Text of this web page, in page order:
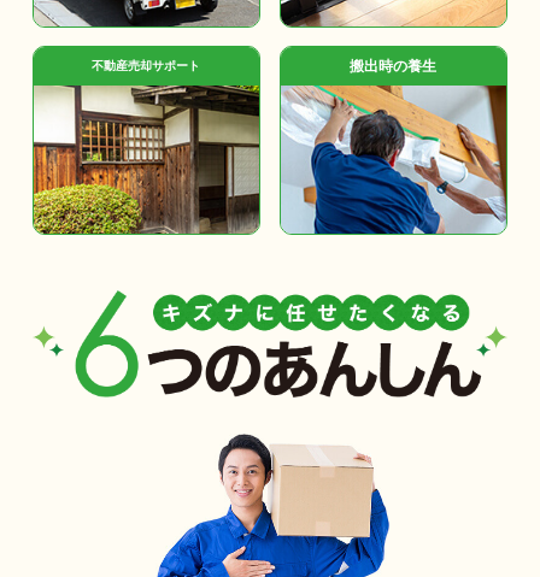
不動産売却サポート 搬出時の養生